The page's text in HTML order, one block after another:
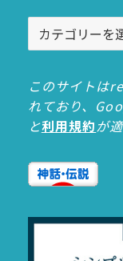
テ
リ
ー
このサイトは
れており、
と利用規約が